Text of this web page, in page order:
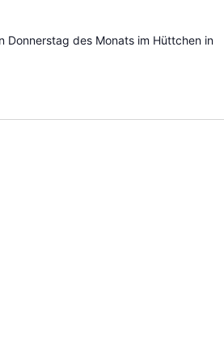
Donnerstag des Monats im Hüttchen in